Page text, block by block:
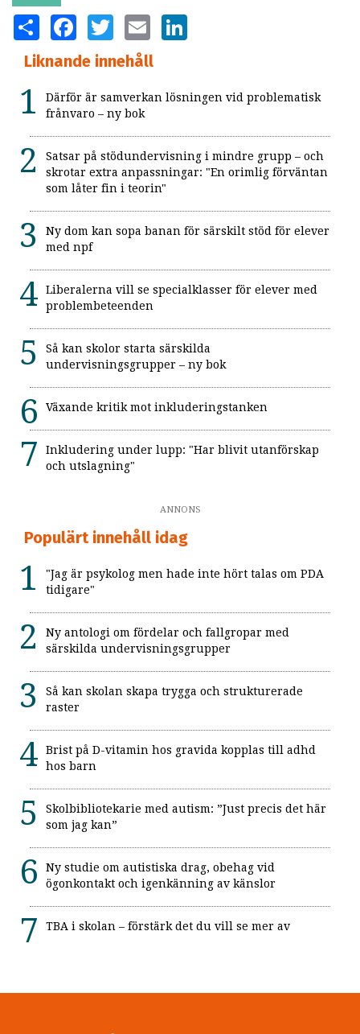
SHARE FACEBOOKTWITTER EMAIL
Liknande innehåll
Därför är samverkan lösningen vid problematisk
frånvaro – ny bok
Satsar på stödundervisning i mindre grupp – och
skrotar extra anpassningar: "En orimlig förväntan
som låter fin i teorin"
Ny dom kan sopa banan för särskilt stöd för elever
med npf
Liberalerna vill se specialklasser för elever med
problembeteenden
Så kan skolor starta särskilda
undervisningsgrupper – ny bok
Växande kritik mot inkluderingstanken
Inkludering under lupp: "Har blivit utanförskap
och utslagning"
ANNONS
Populärt innehåll idag
"Jag är psykolog men hade inte hört talas om PDA
tidigare"
Ny antologi om fördelar och fallgropar med
särskilda undervisningsgrupper
Så kan skolan skapa trygga och strukturerade
raster
Brist på D-vitamin hos gravida kopplas till adhd
hos barn
Skolbibliotekarie med autism: ”Just precis det här
som jag kan”
Ny studie om autistiska drag, obehag vid
ögonkontakt och igenkänning av känslor
TBA i skolan – förstärk det du vill se mer av